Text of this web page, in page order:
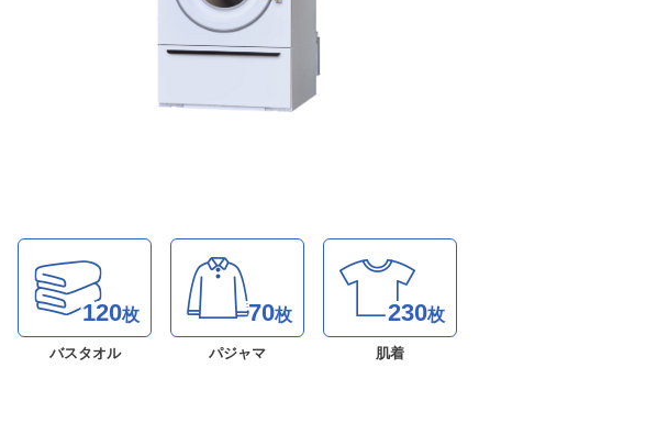
120枚
バスタオル
70枚
パジャマ
230枚
肌着